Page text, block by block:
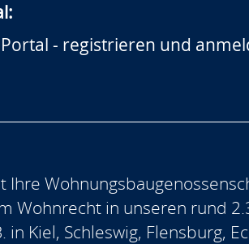
Portal - registrieren und
Ihre
Wohnrecht in unseren rund
in Kiel, Schleswig, Flensburg,